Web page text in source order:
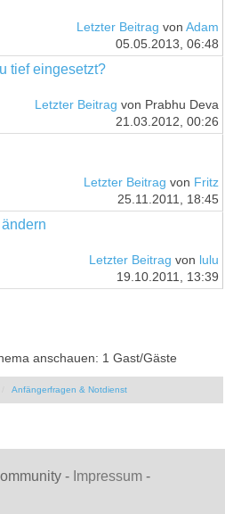
Letzter Beitrag von Adam
05.05.2013, 06:48
tief eingesetzt?
Letzter Beitrag von Prabhu Deva
21.03.2012, 00:26
Letzter Beitrag von Fritz
25.11.2011, 18:45
Letzter Beitrag von lulu
19.10.2011, 13:39
anschauen: 1 Gast/Gäste
Anfängerfragen & Notdienst
- Impressum -